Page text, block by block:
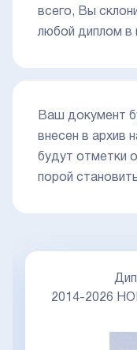
всего, Вы
любой диплом в
Ваш документ
внесен в архив
будут отметки
порой
2014-2026